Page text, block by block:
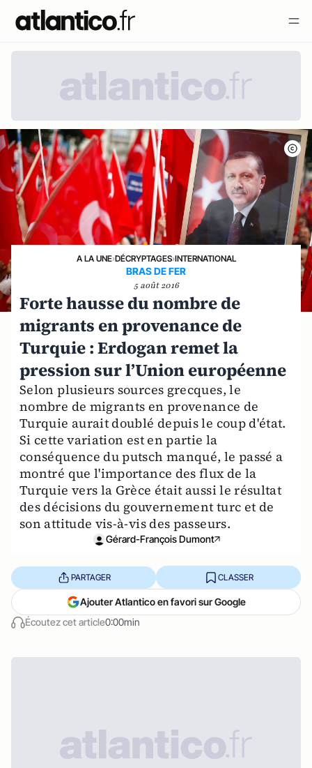
A LA UNE›DÉCRYPTAGES›INTERNATIONAL
BRAS DE FER
5 août 2016
Forte hausse du nombre de
migrants en provenance de
Turquie : Erdogan remet la
pression sur l’Union européenne
Selon plusieurs sources grecques, le
nombre de migrants en provenance de
Turquie aurait doublé depuis le coup d'état.
Si cette variation est en partie la
conséquence du putsch manqué, le passé a
montré que l'importance des flux de la
Turquie vers la Grèce était aussi le résultat
des décisions du gouvernement turc et de
son attitude vis-à-vis des passeurs.
Gérard-François Dumont
Écoutez cet article0:00min
PARTAGER CLASSER
Ajouter Atlantico en favori sur Google